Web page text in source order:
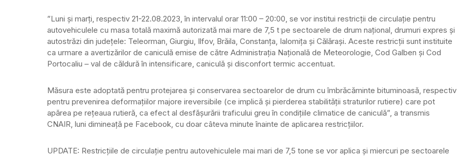
”Luni și marți, respectiv 21-22.08.2023, în intervalul orar 11:00 – 20:00, se vor institui restricții de circulație pentru
autovehiculele cu masa totală maximă autorizată mai mare de 7,5 t pe sectoarele de drum național, drumuri expres și
autostrăzi din județele: Teleorman, Giurgiu, Ilfov, Brăila, Constanța, Ialomița și Călărași. Aceste restricții sunt instituite
ca urmare a avertizărilor de caniculă emise de către Administrația Națională de Meteorologie, Cod Galben și Cod
Portocaliu – val de căldură în intensificare, caniculă și disconfort termic accentuat.
Măsura este adoptată pentru protejarea și conservarea sectoarelor de drum cu îmbrăcăminte bituminoasă, respectiv
pentru prevenirea deformațiilor majore ireversibile (ce implică și pierderea stabilității straturilor rutiere) care pot
apărea pe rețeaua rutieră, ca efect al desfășurării traficului greu în condițiile climatice de caniculă”, a transmis
CNAIR, luni dimineață pe Facebook, cu doar câteva minute înainte de aplicarea restricțiilor.
UPDATE: Restricţiile de circulaţie pentru autovehiculele mai mari de 7,5 tone se vor aplica şi miercuri pe sectoarele